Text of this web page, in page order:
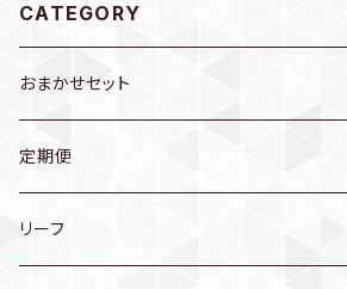
CATEGORY
おまかせセット
送料無料
お茶
定期便
リーフ